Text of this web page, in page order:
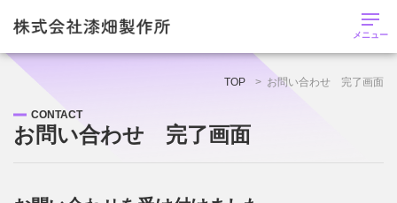
メニュー
株式会社漆畑製作所トップページ
お知らせ
TOP お問い合わせ 完了画面
CONTACT
お問い合わせ 完了画面